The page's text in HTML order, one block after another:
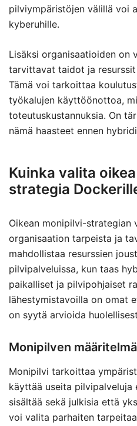
pilviympäristöjen välillä voi
kyberuhille.
Lisäksi organisaatioiden on
tarvittavat taidot ja
Tämä voi tarkoittaa
työkalujen käyttöönottoa,
toteutuskustannuksia. On
nämä haasteet ennen
Kuinka valita
strategia
Oikean monipilvi-strategian
organisaation tarpeista ja
mahdollistaa resurssien
pilvipalveluissa, kun taas
paikalliset ja pilvipohjaiset
lähestymistavoilla on omat
on syytä arvioida
Monipilven
Monipilvi tarkoittaa
käyttää useita
sisältää sekä julkisia että
voi valita parhaiten